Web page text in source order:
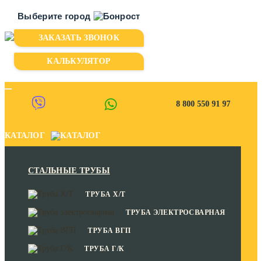
Выберите город
Казань
Киров
Пермь
ЗАКАЗАТЬ ЗВОНОК
КАЛЬКУЛЯТОР
8 800 550 91 97
КАТАЛОГ
СТАЛЬНЫЕ ТРУБЫ
ТРУБА Х/Т
ТРУБА ЭЛЕКТРОСВАРНАЯ
ТРУБА ВГП
ТРУБА Г/К